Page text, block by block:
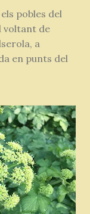
pobles del
voltant de
a
en punts del